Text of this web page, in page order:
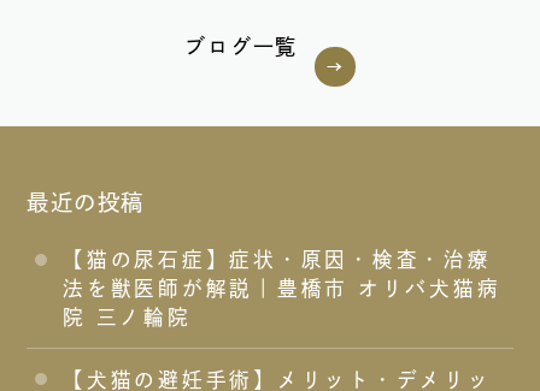
ブログ一覧
最近の投稿
【猫の尿石症】症状・原因・検査・治療
法を獣医師が解説｜豊橋市 オリバ犬猫病
院 三ノ輪院
【犬猫の避妊手術】メリット・デメリッ